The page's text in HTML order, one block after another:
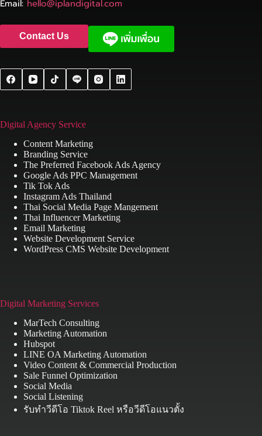
Email: hello@iplandigital.com
Contact Us
Digital Agency Service
Content Marketing
Branding Service
The Preferred Facebook Ads Agency
Google Ads PPC Management
Tik Tok Ads
Instagram Ads Thailand
Thai Social Media Page Mangement
Thai Influencer Marketing
Email Marketing
Website Development Service
WordPress CMS Website Development
Digital Marketing Services
MarTech Consulting
Marketing Automation
Hubspot
LINE OA Marketing Automation
Video Content & Commercial Production
Sale Funnel Optimization
Social Media
Social Listening
รับทำวีดีโอ Tiktok Reel หรือวีดีโอแนวตั้ง